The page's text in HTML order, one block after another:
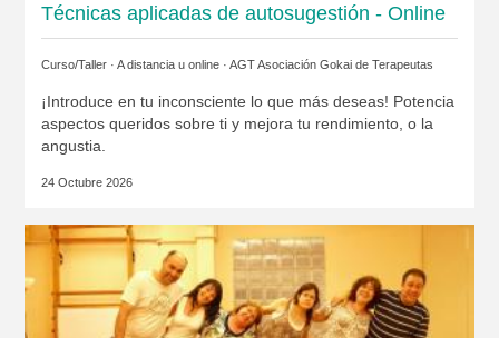
Técnicas aplicadas de autosugestión - Online
Curso/Taller · A distancia u online · AGT Asociación Gokai de Terapeutas
¡Introduce en tu inconsciente lo que más deseas! Potencia
aspectos queridos sobre ti y mejora tu rendimiento, o la
angustia.
24 Octubre 2026